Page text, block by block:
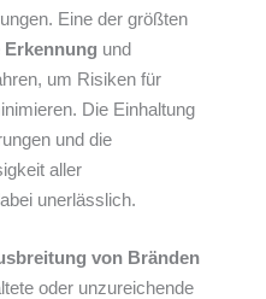
Eine der größten
und
um Risiken für
Die Einhaltung
und die
aller
unerlässlich.
von Bränden
oder unzureichende